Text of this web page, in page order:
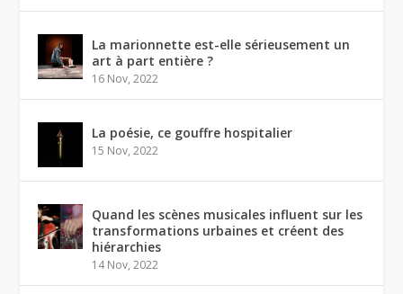
La marionnette est-elle sérieusement un
art à part entière ?
16 Nov, 2022
La poésie, ce gouffre hospitalier
15 Nov, 2022
Quand les scènes musicales influent sur les
transformations urbaines et créent des
hiérarchies
14 Nov, 2022